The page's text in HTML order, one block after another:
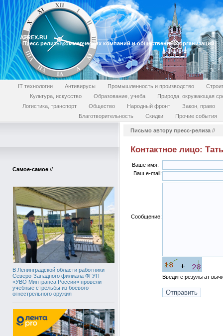
ATREX.RU
Пресс релизы коммерческих компаний и общественных организаций
IT технологии Антивирусы Промышленность и производство
Культура, искусство
Образование, учеба
Природа, окружающая
Логистика, транспорт
Общество Народный фронт
Закон, право
Благотворительность
Скидки Прочие события
Самое-самое //
В Ленинградской области работники
Северо-Западного филиала ФГУП
«УВО Минтранса России» провели
учебные стрельбы из боевого
огнестрельного оружия
Письмо автору пресс-релиза //
Контактное лицо:
Ваше имя:
Ваш e-mail:
Сообщение:
Введите результат